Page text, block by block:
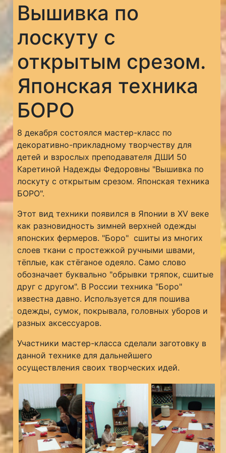
Вышивка по
лоскуту с
открытым срезом.
Японская техника
БОРО
8 декабря состоялся мастер-класс по
декоративно-прикладному творчеству для
детей и взрослых преподавателя ДШИ 50
Каретиной Надежды Федоровны "Вышивка по
лоскуту с открытым срезом. Японская техника
БОРО".
Этот вид техники появился в Японии в XV веке
как разновидность зимней верхней одежды
японских фермеров. "Боро" сшиты из многих
слоев ткани с простежкой ручными швами,
тёплые, как стёганое одеяло. Само слово
обозначает буквально "обрывки тряпок, сшитые
друг с другом". В России техника "Боро"
известна давно. Используется для пошива
одежды, сумок, покрывала, головных уборов и
разных аксессуаров.
Участники мастер-класса сделали заготовку в
данной технике для дальнейшего
осуществления своих творческих идей.